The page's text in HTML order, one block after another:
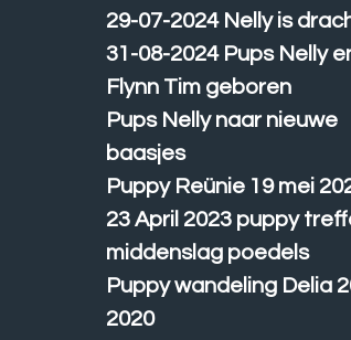
29-07-2024 Nelly is
31-08-2024 Pups Nelly
Flynn Tim geboren
Pups Nelly naar nieuwe
baasjes
Puppy Reünie 19 mei
23 April 2023 puppy
middenslag poedels
Puppy wandeling Delia
2020